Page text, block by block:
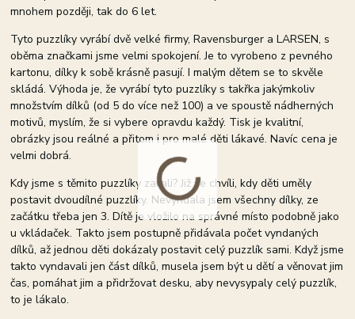
mnohem později, tak do 6 let.
Tyto puzzlíky vyrábí dvě velké firmy, Ravensburger a LARSEN, s
oběma značkami jsme velmi spokojení. Je to vyrobeno z pevného
kartonu, dílky k sobě krásně pasují. I malým dětem se to skvěle
skládá. Výhoda je, že vyrábí tyto puzzlíky s takřka jakýmkoliv
množstvím dílků (od 5 do více než 100) a ve spoustě nádherných
motivů, myslím, že si vybere opravdu každý. Tisk je kvalitní,
obrázky jsou reálné a přitom i pro malé děti lákavé. Navíc cena je
velmi dobrá.
Kdy jsme s těmito puzzlíky začali? Již ve chvíli, kdy děti uměly
postavit dvoudílné puzzlíky. Nevyndala jsem všechny dílky, ze
začátku třeba jen 3. Dítě je vložilo na správné místo podobně jako
u vkládaček. Takto jsem postupně přidávala počet vyndaných
dílků, až jednou děti dokázaly postavit celý puzzlík sami. Když jsme
takto vyndavali jen část dílků, musela jsem být u dětí a věnovat jim
čas, pomáhat jim a přidržovat desku, aby nevysypaly celý puzzlík,
to je lákalo.